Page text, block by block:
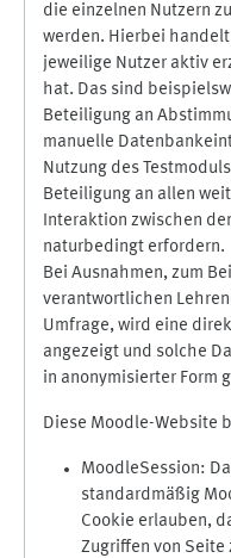
die einzelnen Nutzern
werden. Hierbei
jeweilige Nutzer aktiv
hat. Das sind
Beteiligung an
manuelle
Nutzung des
Beteiligung an allen
Interaktion zwischen
naturbedingt erfordern.
Bei Ausnahmen, zum
verantwortlichen
Umfrage, wird eine
angezeigt und solche
in anonymisierter Form
Diese Moodle-Website
MoodleSession:
standardmäßig
Cookie erlauben,
Zugriffen von